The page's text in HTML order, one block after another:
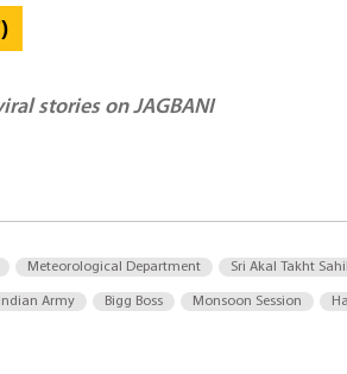
stories on JAGBANI
Meteorological Department Sri Akal Takht
Indian Army Bigg Boss Monsoon Session